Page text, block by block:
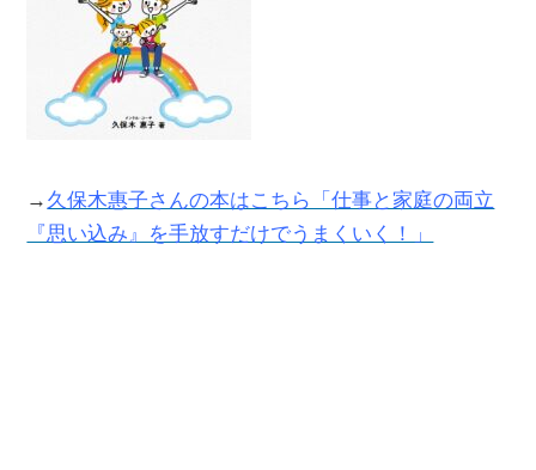
→ 久保木惠子さんの本はこちら「仕事と家庭の両立
『思い込み』を手放すだけでうまくいく！」